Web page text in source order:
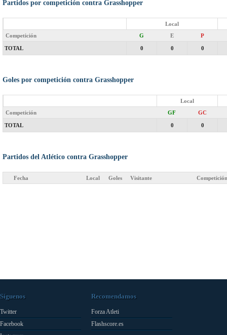
Partidos por competición contra Grasshopper
Local
Competición
G E P
TOTAL 0 0 0
Goles por competición contra Grasshopper
Local
Competición
GF GC
TOTAL 0 0
Partidos del Atlético contra Grasshopper
Fecha Local Goles Visitante Competición
Síguenos
Twitter
Facebook
Recomendamos
Forza Atleti
Flashscore.es